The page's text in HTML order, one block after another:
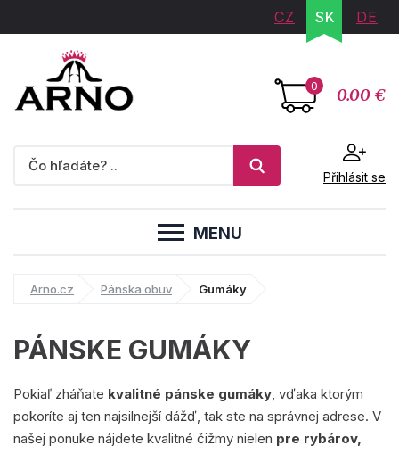
CZ SK DE
0 0.00 €
Přihlásit se
MENU
Arno.cz Pánska obuv Gumáky
PÁNSKE GUMÁKY
Pokiaľ zháňate kvalitné pánske gumáky, vďaka ktorým
pokoríte aj ten najsilnejší dážď, tak ste na správnej adrese. V
našej ponuke nájdete kvalitné čižmy nielen pre rybárov,